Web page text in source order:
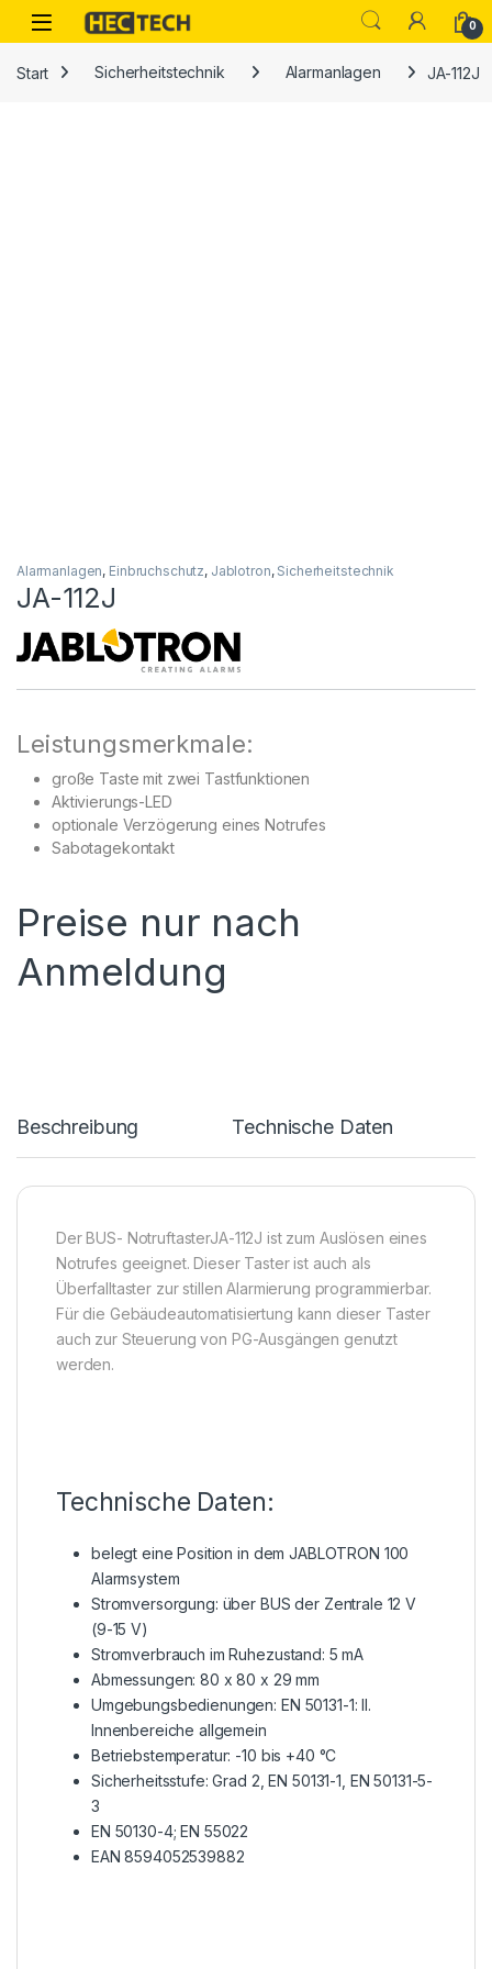
Open 0
Start Sicherheitstechnik Alarmanlagen JA-112J
Alarmanlagen, Einbruchschutz, Jablotron, Sicherheitstechnik
JA-112J
Leistungsmerkmale:
große Taste mit zwei Tastfunktionen
Aktivierungs-LED
optionale Verzögerung eines Notrufes
Sabotagekontakt
Preise nur nach
Anmeldung
Beschreibung Technische Daten
Der BUS- NotruftasterJA-112J ist zum Auslösen eines
Notrufes geeignet. Dieser Taster ist auch als
Überfalltaster zur stillen Alarmierung programmierbar.
Für die Gebäudeautomatisiertung kann dieser Taster
auch zur Steuerung von PG-Ausgängen genutzt
werden.
Technische Daten:
belegt eine Position in dem JABLOTRON 100
Alarmsystem
Stromversorgung: über BUS der Zentrale 12 V
(9-15 V)
Stromverbrauch im Ruhezustand: 5 mA
Abmessungen: 80 x 80 x 29 mm
Umgebungsbedienungen: EN 50131-1: II.
Innenbereiche allgemein
Betriebstemperatur: -10 bis +40 °C
Sicherheitsstufe: Grad 2, EN 50131-1, EN 50131-5-
3
EN 50130-4; EN 55022
EAN 8594052539882